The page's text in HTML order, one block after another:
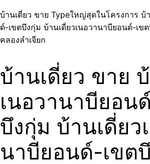
บ้านเดี่ยว ขาย Typeใหญ่สุดในโครงการ บ้
ด์-เขตบึงกุ่ม บ้านเดี่ยวเนอวานาบียอนด์-เข
คลองลำเจียก
บ้านเดี่ยว ขาย
เนอวานาบียอน
บึงกุ่ม บ้านเดี่ยว
นาบียอนด์-เขต